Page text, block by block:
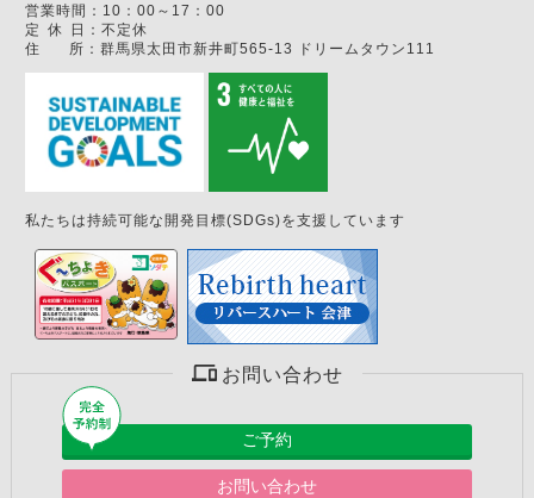
営業時間： 10：00～17：00
定 休 日： 不定休
住
所： 群馬県太田市新井町565-13 ドリームタウン111
私たちは持続可能な開発目標(SDGs)を支援しています
お問い合わせ
ご予約
お問い合わせ